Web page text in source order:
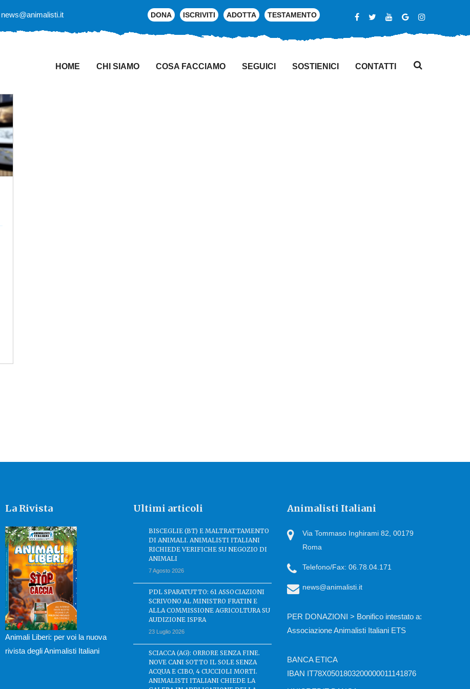
news@animalisti.it DONA ISCRIVITI ADOTTA TESTAMENTO
HOME CHI SIAMO COSA FACCIAMO SEGUICI SOSTIENICI CONTATTI
La Rivista
Animali Liberi: per voi la nuova
rivista degli Animalisti Italiani
Ultimi articoli
BISCEGLIE (BT) E MALTRATTAMENTO
DI ANIMALI. ANIMALISTI ITALIANI
RICHIEDE VERIFICHE SU NEGOZIO DI
ANIMALI
7 Agosto 2026
PDL SPARATUTTO: 61 ASSOCIAZIONI
SCRIVONO AL MINISTRO FRATIN E
ALLA COMMISSIONE AGRICOLTURA SU
AUDIZIONE ISPRA
23 Luglio 2026
SCIACCA (AG): ORRORE SENZA FINE.
NOVE CANI SOTTO IL SOLE SENZA
ACQUA E CIBO, 4 CUCCIOLI MORTI.
ANIMALISTI ITALIANI CHIEDE LA
Animalisti Italiani
Via Tommaso Inghirami 82, 00179
Roma
Telefono/Fax: 06.78.04.171
news@animalisti.it
PER DONAZIONI > Bonifico intestato a:
Associazione Animalisti Italiani ETS
BANCA ETICA
IBAN IT78X0501803200000011141876